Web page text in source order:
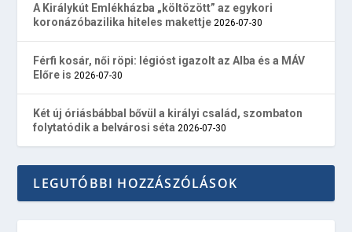
A Királykút Emlékházba „költözött” az egykori
koronázóbazilika hiteles makettje 2026-07-30
Férfi kosár, női röpi: légióst igazolt az Alba és a MÁV
Előre is 2026-07-30
Két új óriásbábbal bővül a királyi család, szombaton
folytatódik a belvárosi séta 2026-07-30
LEGUTÓBBI HOZZÁSZÓLÁSOK